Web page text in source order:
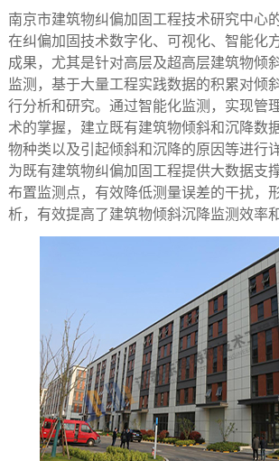
南京市建筑物纠偏加固工程技术研究中心
在纠偏加固技术数字化、可视化、智能化
成果，尤其是针对高层及超高层建筑物倾
监测，基于大量工程实践数据的积累对倾
行分析和研究。通过智能化监测，实现管
术的掌握，建立既有建筑物倾斜和沉降数
物种类以及引起倾斜和沉降的原因等进行
为既有建筑物纠偏加固工程提供大数据支
布置监测点，有效降低测量误差的干扰，
析，有效提高了建筑物倾斜沉降监测效率